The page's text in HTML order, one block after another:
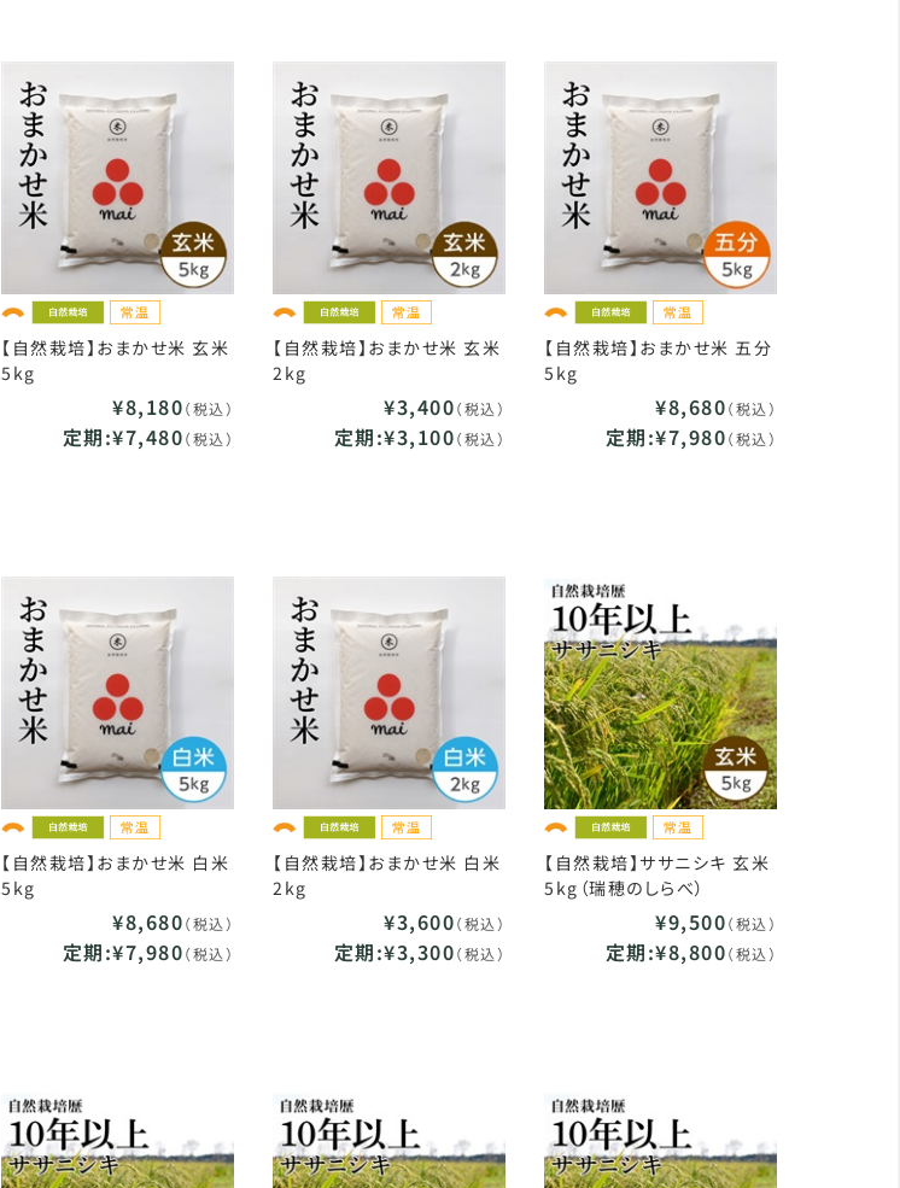
【自然栽培】おまかせ米 玄米
5kg
¥8,180（税込）
定期:¥7,480（税込）
【自然栽培】おまかせ米 玄米
2kg
¥3,400（税込）
定期:¥3,100（税込）
【自然栽培】おまかせ米 五分
5kg
¥8,680（税込）
定期:¥7,980（税込）
【自然栽培】おまかせ米 白米
5kg
¥8,680（税込）
定期:¥7,980（税込）
【自然栽培】おまかせ米 白米
2kg
¥3,600（税込）
定期:¥3,300（税込）
【自然栽培】ササニシキ 玄米
5kg（瑞穂のしらべ）
¥9,500（税込）
定期:¥8,800（税込）